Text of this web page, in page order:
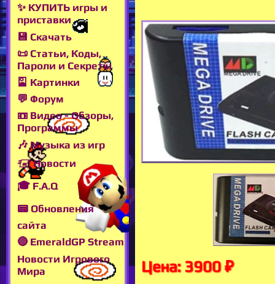
✨ КУПИТЬ игры и
приставки
💾 Скачать
📜 Статьи, Коды,
Пароли и Секреты
🎴 Картинки
💬 Форум
📼 Видео - Обзоры,
Программы
🎶 Музыка из игр
🖅 Новости
🎓 F.A.Q
📟 Обновления
сайта
🔴 EmeraldGP Stream
Новости Игрового
Мира
Цена: 3900 ₽